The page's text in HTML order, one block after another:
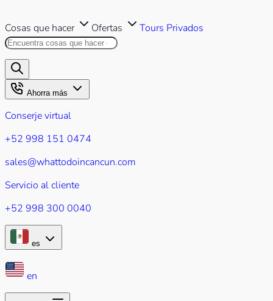
Cosas que hacer Ofertas Tours Privados
Buscar en este sitio
Ahorra más
Conserje virtual
+52 998 151 0474
sales@whattodoincancun.com
Servicio al cliente
+52 998 300 0040
es
en